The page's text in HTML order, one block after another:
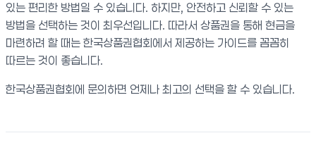
있는 편리한 방법일 수 있습니다. 하지만, 안전하고 신뢰할 수 있는
방법을 선택하는 것이 최우선입니다. 따라서 상품권을 통해 현금을
마련하려 할 때는 한국상품권협회에서 제공하는 가이드를 꼼꼼히
따르는 것이 좋습니다.
한국상품권협회에 문의하면 언제나 최고의 선택을 할 수 있습니다.